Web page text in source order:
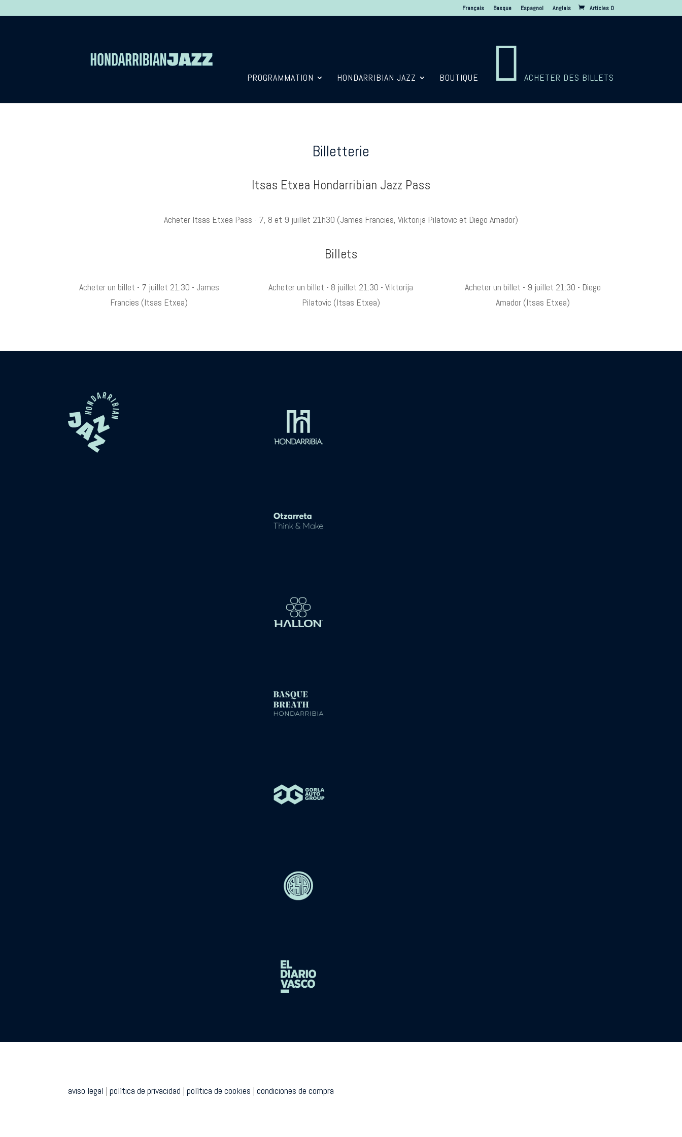
Français Basque Espagnol Anglais Articles 0
PROGRAMMATION HONDARRIBIAN JAZZ BOUTIQUE  ACHETER DES BILLETS
Billetterie
Itsas Etxea Hondarribian Jazz Pass
Acheter Itsas Etxea Pass - 7, 8 et 9 juillet 21h30 (James Francies, Viktorija Pilatovic et Diego Amador)
Billets
Acheter un billet - 7 juillet 21:30 - James
Francies (Itsas Etxea)
Acheter un billet - 8 juillet 21:30 - Viktorija
Pilatovic (Itsas Etxea)
Acheter un billet - 9 juillet 21:30 - Diego
Amador (Itsas Etxea)
aviso legal |política de privacidad |política de cookies |condiciones de compra